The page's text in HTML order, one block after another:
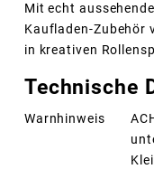
Mit echt
Kaufladen-Zubehör
in kreativen
Technische
Warnhinweis